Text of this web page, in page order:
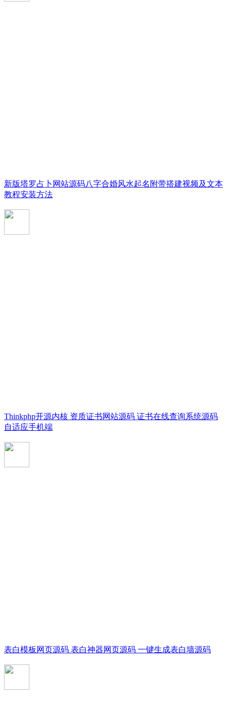
新版塔罗占卜网站源码八字合婚风水起名附带搭建视频及文本
教程安装方法
Thinkphp开源内核 资质证书网站源码 证书在线查询系统源码
自适应手机端
表白模板网页源码 表白神器网页源码 一键生成表白墙源码